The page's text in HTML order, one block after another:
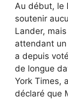
Au début, le
soutenir
Lander,
attendant
a depuis
de longue
York Times,
déclaré que